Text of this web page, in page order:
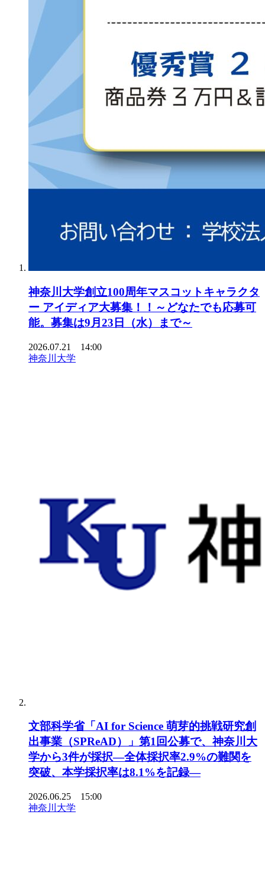
神奈川大学創立100周年マスコットキャラクタ
ー アイディア大募集！！～どなたでも応募可
能。募集は9月23日（水）まで～
2026.07.21 14:00
神奈川大学
文部科学省「AI for Science 萌芽的挑戦研究創
出事業（SPReAD）」第1回公募で、神奈川大
学から3件が採択―全体採択率2.9%の難関を
突破、本学採択率は8.1%を記録―
2026.06.25 15:00
神奈川大学